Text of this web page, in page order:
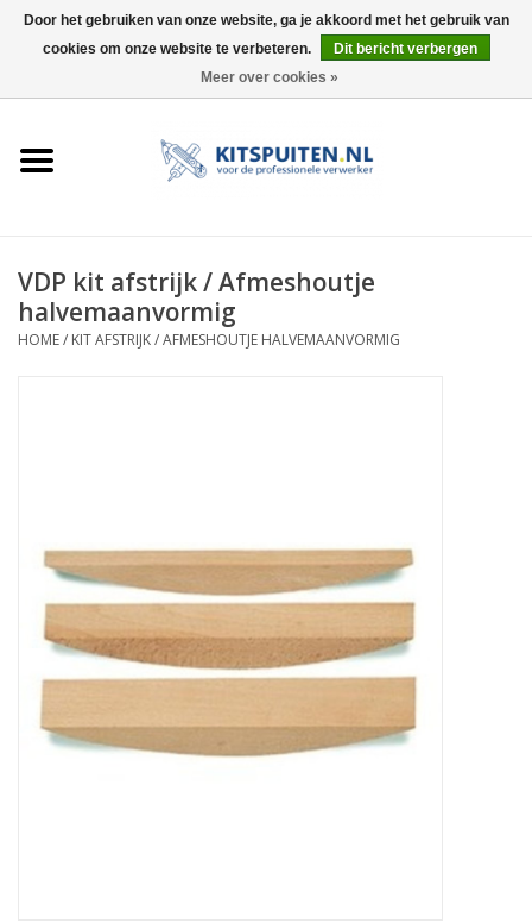
0 Artikelen - €0,00
ELEKTRISCH
CONTACT
VDP kit afstrijk / Afmeshoutje
halvemaanvormig
HOME/ KIT AFSTRIJK / AFMESHOUTJE HALVEMAANVORMIG
Door het gebruiken van onze website, ga je akkoord met het gebruik van
cookies om onze website te verbeteren.
Dit bericht verbergen
Meer over cookies »